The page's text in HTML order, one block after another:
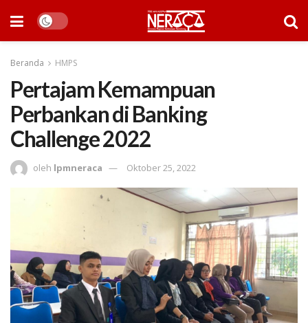
Beranda HMPS
Pertajam Kemampuan
Perbankan di Banking
Challenge 2022
oleh lpmneraca Oktober 25, 2022